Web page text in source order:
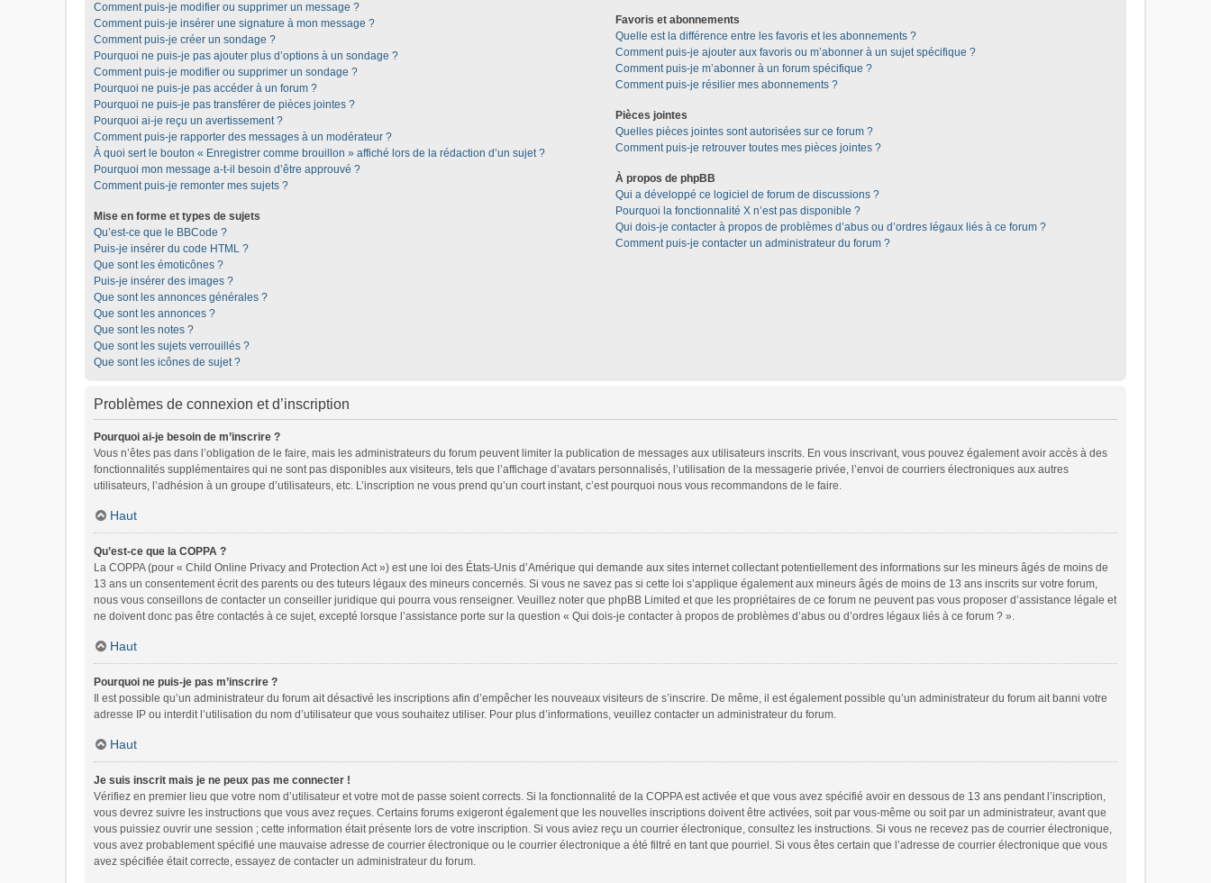
Comment puis-je modifier ou supprimer un message ?
Comment puis-je insérer une signature à mon message ?
Comment puis-je créer un sondage ?
Pourquoi ne puis-je pas ajouter plus d’options à un sondage ?
Comment puis-je modifier ou supprimer un sondage ?
Pourquoi ne puis-je pas accéder à un forum ?
Pourquoi ne puis-je pas transférer de pièces jointes ?
Pourquoi ai-je reçu un avertissement ?
Comment puis-je rapporter des messages à un modérateur ?
À quoi sert le bouton « Enregistrer comme brouillon » affiché lors de la rédaction d’un sujet ?
Pourquoi mon message a-t-il besoin d’être approuvé ?
Comment puis-je remonter mes sujets ?
Mise en forme et types de sujets
Qu’est-ce que le BBCode ?
Puis-je insérer du code HTML ?
Que sont les émoticônes ?
Puis-je insérer des images ?
Que sont les annonces générales ?
Que sont les annonces ?
Que sont les notes ?
Que sont les sujets verrouillés ?
Que sont les icônes de sujet ?
Favoris et abonnements
Quelle est la différence entre les favoris et les abonnements ?
Comment puis-je ajouter aux favoris ou m’abonner à un sujet spécifique ?
Comment puis-je m’abonner à un forum spécifique ?
Comment puis-je résilier mes abonnements ?
Pièces jointes
Quelles pièces jointes sont autorisées sur ce forum ?
Comment puis-je retrouver toutes mes pièces jointes ?
À propos de phpBB
Qui a développé ce logiciel de forum de discussions ?
Pourquoi la fonctionnalité X n’est pas disponible ?
Qui dois-je contacter à propos de problèmes d’abus ou d’ordres légaux liés à ce forum ?
Comment puis-je contacter un administrateur du forum ?
Problèmes de connexion et d’inscription
Pourquoi ai-je besoin de m’inscrire ?
Vous n’êtes pas dans l’obligation de le faire, mais les administrateurs du forum peuvent limiter la publication de messages aux utilisateurs inscrits. En vous inscrivant, vous pouvez également avoir accès à des
fonctionnalités supplémentaires qui ne sont pas disponibles aux visiteurs, tels que l’affichage d’avatars personnalisés, l’utilisation de la messagerie privée, l’envoi de courriers électroniques aux autres
utilisateurs, l’adhésion à un groupe d’utilisateurs, etc. L’inscription ne vous prend qu’un court instant, c’est pourquoi nous vous recommandons de le faire.
Haut
Qu’est-ce que la COPPA ?
La COPPA (pour « Child Online Privacy and Protection Act ») est une loi des États-Unis d’Amérique qui demande aux sites internet collectant potentiellement des informations sur les mineurs âgés de moins de
13 ans un consentement écrit des parents ou des tuteurs légaux des mineurs concernés. Si vous ne savez pas si cette loi s’applique également aux mineurs âgés de moins de 13 ans inscrits sur votre forum,
nous vous conseillons de contacter un conseiller juridique qui pourra vous renseigner. Veuillez noter que phpBB Limited et que les propriétaires de ce forum ne peuvent pas vous proposer d’assistance légale et
ne doivent donc pas être contactés à ce sujet, excepté lorsque l’assistance porte sur la question « Qui dois-je contacter à propos de problèmes d’abus ou d’ordres légaux liés à ce forum ? ».
Haut
Pourquoi ne puis-je pas m’inscrire ?
Il est possible qu’un administrateur du forum ait désactivé les inscriptions afin d’empêcher les nouveaux visiteurs de s’inscrire. De même, il est également possible qu’un administrateur du forum ait banni votre
adresse IP ou interdit l’utilisation du nom d’utilisateur que vous souhaitez utiliser. Pour plus d’informations, veuillez contacter un administrateur du forum.
Haut
Je suis inscrit mais je ne peux pas me connecter !
Vérifiez en premier lieu que votre nom d’utilisateur et votre mot de passe soient corrects. Si la fonctionnalité de la COPPA est activée et que vous avez spécifié avoir en dessous de 13 ans pendant l’inscription,
vous devrez suivre les instructions que vous avez reçues. Certains forums exigeront également que les nouvelles inscriptions doivent être activées, soit par vous-même ou soit par un administrateur, avant que
vous puissiez ouvrir une session ; cette information était présente lors de votre inscription. Si vous aviez reçu un courrier électronique, consultez les instructions. Si vous ne recevez pas de courrier électronique,
vous avez probablement spécifié une mauvaise adresse de courrier électronique ou le courrier électronique a été filtré en tant que pourriel. Si vous êtes certain que l’adresse de courrier électronique que vous
avez spécifiée était correcte, essayez de contacter un administrateur du forum.